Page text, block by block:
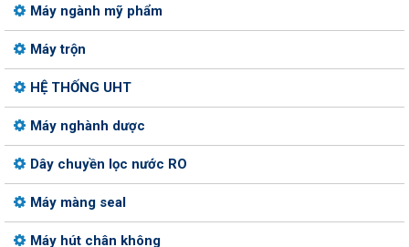
Máy ngành mỹ phẩm
Máy trộn
HỆ THỐNG UHT
Máy nghành dược
Dây chuyền lọc nước RO
Máy màng seal
Máy hút chân không